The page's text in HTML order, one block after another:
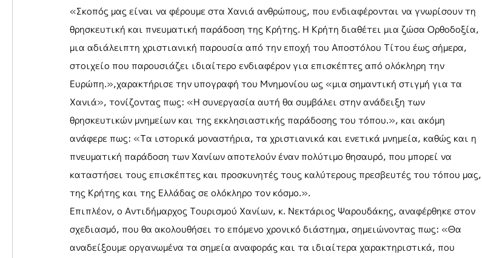
«Σκοπός μας είναι να φέρουμε στα Χανιά ανθρώπους, που ενδιαφέρονται να γνωρίσουν τη
θρησκευτική και πνευματική παράδοση της Κρήτης. Η Κρήτη διαθέτει μια ζώσα Ορθοδοξία,
μια αδιάλειπτη χριστιανική παρουσία από την εποχή του Αποστόλου Τίτου έως σήμερα,
στοιχείο που παρουσιάζει ιδιαίτερο ενδιαφέρον για επισκέπτες από ολόκληρη την
Ευρώπη.»,χαρακτήρισε την υπογραφή του Μνημονίου ως «μια σημαντική στιγμή για τα
Χανιά», τονίζοντας πως: «Η συνεργασία αυτή θα συμβάλει στην ανάδειξη των
θρησκευτικών μνημείων και της εκκλησιαστικής παράδοσης του τόπου.», και ακόμη
ανάφερε πως: «Τα ιστορικά μοναστήρια, τα χριστιανικά και ενετικά μνημεία, καθώς και η
πνευματική παράδοση των Χανίων αποτελούν έναν πολύτιμο θησαυρό, που μπορεί να
καταστήσει τους επισκέπτες και προσκυνητές τους καλύτερους πρεσβευτές του τόπου μας,
της Κρήτης και της Ελλάδας σε ολόκληρο τον κόσμο.».
Επιπλέον, ο Αντιδήμαρχος Τουρισμού Χανίων, κ. Νεκτάριος Ψαρουδάκης, αναφέρθηκε στον
σχεδιασμό, που θα ακολουθήσει το επόμενο χρονικό διάστημα, σημειώνοντας πως: «Θα
αναδείξουμε οργανωμένα τα σημεία αναφοράς και τα ιδιαίτερα χαρακτηριστικά, που